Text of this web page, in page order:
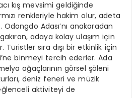
kış mevsimi geldiğinde
renkleriyle hakim olur, adeta
Adası’nı anakaradan
adaya kolay ulaşım için
sıra dışı bir etkinlik için
binmeyi tercih ederler. Ada
ağaçlarının görsel şöleni
deniz feneri ve müzik
aktiviteyi de